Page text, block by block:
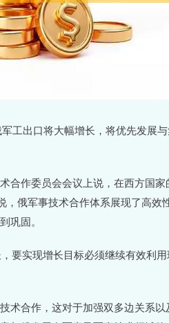
工出口将大幅增长，将优先发展
合作委员会会议上说，在西方国
俄军事技术合作体系展现了高效
巩固。
要实现增长目标必须继续有效利
术合作，这对于加强双多边关系